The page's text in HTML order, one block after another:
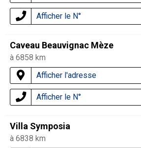
Afficher le N°
Caveau Beauvignac Mèze
à 6858 km
Afficher l'adresse
Afficher le N°
Villa Symposia
à 6838 km